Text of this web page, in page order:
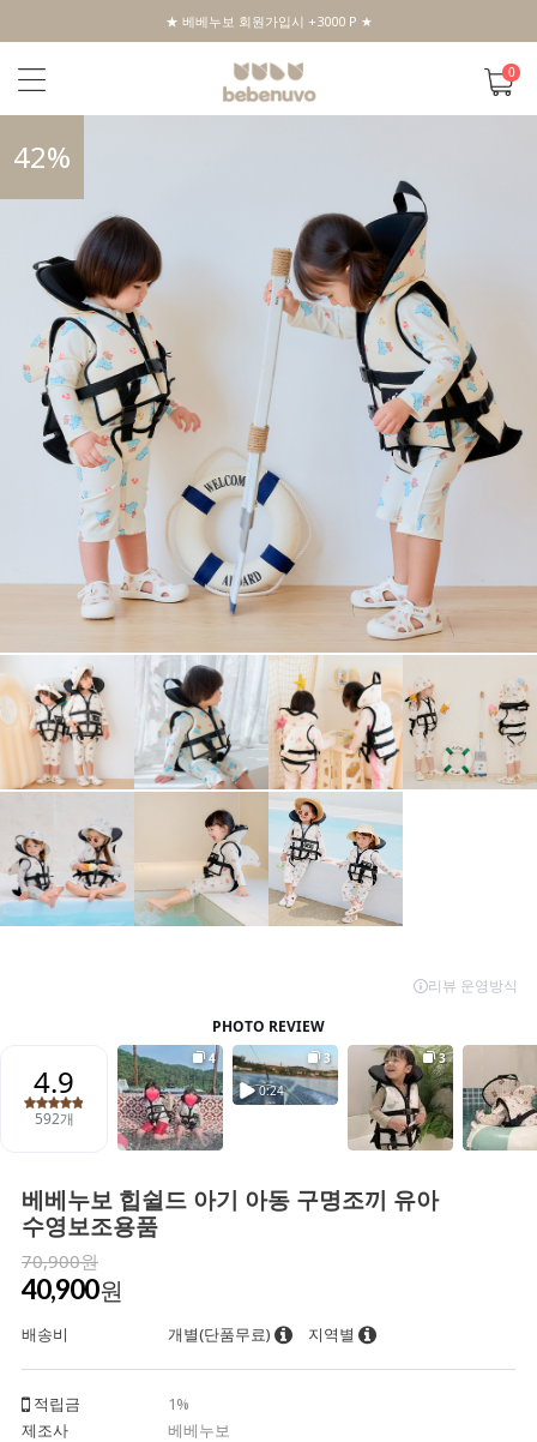
★ 베베누보 회원가입시 +3000 P ★
0
42%
베베누보 힙쉴드 아기 아동 구명조끼 유아
수영보조용품
70,900원
40,900원
배송비 개별(단품무료) 지역별
적립금
1%
제조사
베베누보